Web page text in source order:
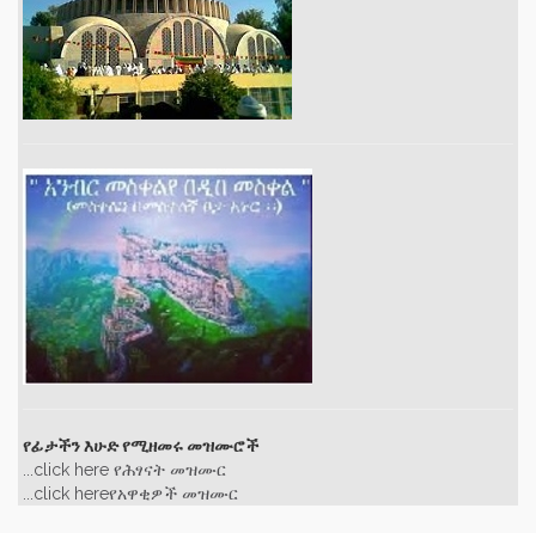
የፊታችን እሁድ የሚዘመሩ መዝሙሮች
...click here የሕፃናት መዝሙር
...click hereየአዋቂዎች መዝሙር